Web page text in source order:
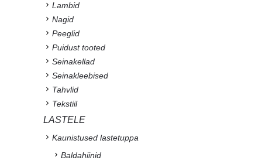
Lambid
Nagid
Peeglid
Puidust tooted
Seinakellad
Seinakleebised
Tahvlid
Tekstiil
LASTELE
Kaunistused lastetuppa
Baldahiinid